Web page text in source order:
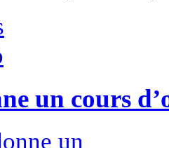
un cours